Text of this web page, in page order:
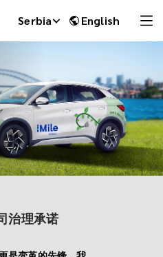
Serbia English
治理承诺